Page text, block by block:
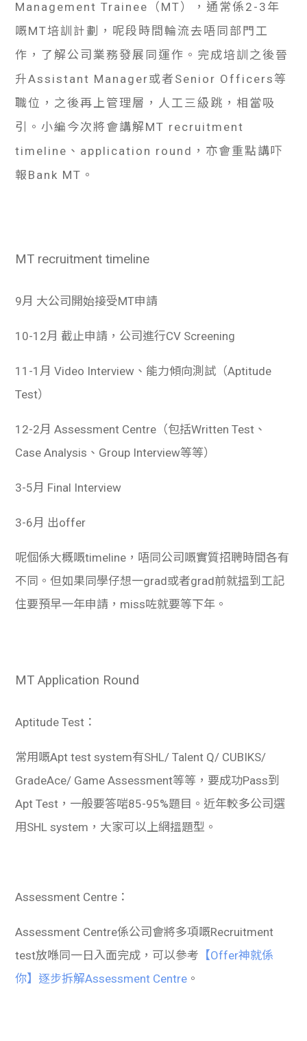
Management Trainee（MT），通常係2-3年
嘅MT培訓計劃，呢段時間輪流去唔同部門工
作，了解公司業務發展同運作。完成培訓之後晉
升Assistant Manager或者Senior Officers等
職位，之後再上管理層，人工三級跳，相當吸
引。小編今次將會講解MT recruitment
timeline、application round，亦會重點講吓
報Bank MT。
MT recruitment timeline
9月 大公司開始接受MT申請
10-12月 截止申請，公司進行CV Screening
11-1月 Video Interview、能力傾向測試（Aptitude
Test）
12-2月 Assessment Centre（包括Written Test、
Case Analysis、Group Interview等等）
3-5月 Final Interview
3-6月 出offer
呢個係大概嘅timeline，唔同公司嘅實質招聘時間各有
不同。但如果同學仔想一grad或者grad前就搵到工記
住要預早一年申請，miss咗就要等下年。
MT Application Round
Aptitude Test：
常用嘅Apt test system有SHL/ Talent Q/ CUBIKS/
GradeAce/ Game Assessment等等，要成功Pass到
Apt Test，一般要答啱85-95%題目。近年較多公司選
用SHL system，大家可以上網搵題型。
Assessment Centre：
Assessment Centre係公司會將多項嘅Recruitment
test放喺同一日入面完成，可以參考 【Offer神就係
你】逐步拆解Assessment Centre 。